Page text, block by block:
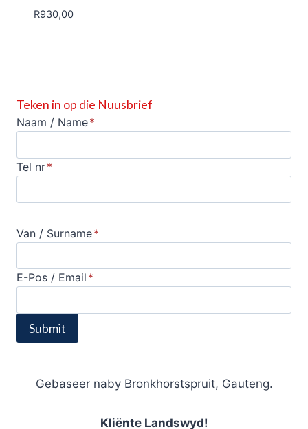
R930,00
Teken in op die Nuusbrief
Naam / Name*
Tel nr*
Van / Surname*
E-Pos / Email *
Submit
Gebaseer naby Bronkhorstspruit, Gauteng.
Kliënte Landswyd!